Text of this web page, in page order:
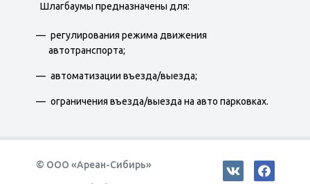
Шлагбаумы предназначены для:
регулирования режима движения
автотранспорта;
автоматизации въезда/выезда;
ограничения въезда/выезда на авто парковках.
© ООО «Ареан-Сибирь»